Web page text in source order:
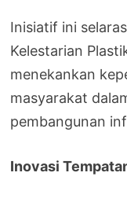
Inisiatif ini
Kelestarian
menekankan
masyarakat
pembangunan
Inovasi